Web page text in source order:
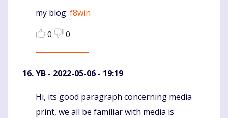
my blog: f8win
0
0
YB - 2022-05-06 - 19:19
Komentaras
Hi, its good paragraph concerning media
print, we all be familiar with media is